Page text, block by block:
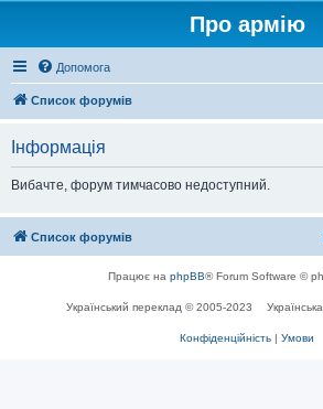
Про армію
Допомога
Список форумів
Інформація
Вибачте, форум тимчасово недоступний.
Список форумів
Працює на phpBB® Forum Software ©
Український переклад © 2005-2023
Конфіденційність | Умови